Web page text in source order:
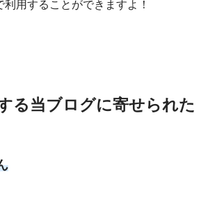
用することができますよ！
る当ブログに寄せられた